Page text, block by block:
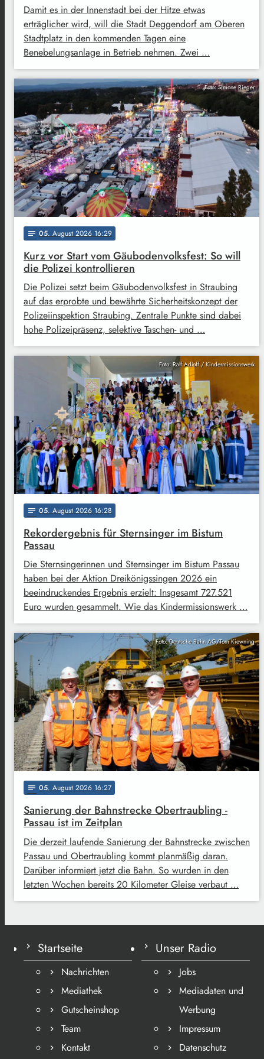
Damit es in der Innenstadt bei der Hitze etwas
erträglicher wird, will die Stadt Deggendorf am Oberen
Stadtplatz in den kommenden Tagen eine
Benebelungsanlage in Betrieb nehmen. Zwei …
Foto: Simone Rieger
notes 05. August 2026 16:29
Kurz vor Start vom Gäubodenvolksfest: So will
die Polizei kontrollieren
Die Polizei setzt beim Gäubodenvolksfest in Straubing
auf das erprobte und bewährte Sicherheitskonzept der
Polizeiinspektion Straubing. Zentrale Punkte sind dabei
hohe Polizeipräsenz, selektive Taschen- und …
Foto: Ralf Adloff / Kindermissionswerk
notes 05. August 2026 16:28
Rekordergebnis für Sternsinger im Bistum
Passau
Die Sternsingerinnen und Sternsinger im Bistum Passau
haben bei der Aktion Dreikönigssingen 2026 ein
beeindruckendes Ergebnis erzielt: Insgesamt 727.521
Euro wurden gesammelt. Wie das Kindermissionswerk …
Foto: Deutsche Bahn AG/Tom Kiewning
notes 05. August 2026 16:27
Sanierung der Bahnstrecke Obertraubling -
Passau ist im Zeitplan
Die derzeit laufende Sanierung der Bahnstrecke zwischen
Passau und Obertraubling kommt planmäßig daran.
Darüber informiert jetzt die Bahn. So wurden in den
letzten Wochen bereits 20 Kilometer Gleise verbaut …
Startseite
Nachrichten
Mediathek
Gutscheinshop
Team
Kontakt
Unser Radio
Jobs
Mediadaten und
Werbung
Impressum
Datenschutz